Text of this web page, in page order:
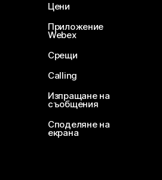
Цени
Приложение
Webex
Срещи
Calling
Изпращане на
съобщения
Споделяне на
екрана